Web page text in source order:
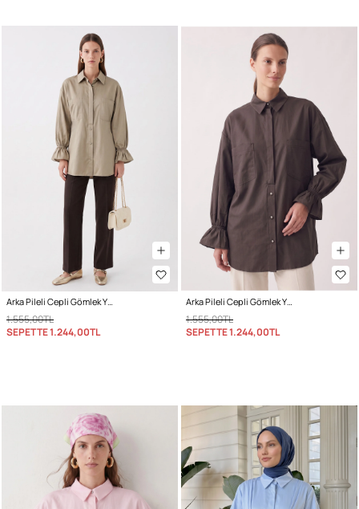
Arka Pileli Cepli Gömlek Y0147 - AÇIK HAKİ
1.555,00TL
SEPETTE1.244,00TL
Arka Pileli Cepli Gömlek Y0147 - ACI KAHVE
1.555,00TL
SEPETTE1.244,00TL